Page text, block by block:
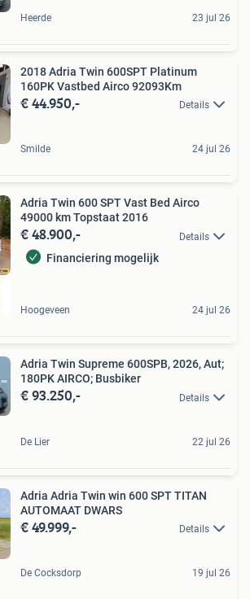
Heerde 23 jul 26
2018 Adria Twin 600SPT Platinum
160PK Vastbed Airco 92093Km
€ 44.950,- Details
Smilde 24 jul 26
Adria Twin 600 SPT Vast Bed Airco
49000 km Topstaat 2016
€ 48.900,- Details
Financiering mogelijk
Hoogeveen 24 jul 26
Adria Twin Supreme 600SPB, 2026, Aut;
180PK AIRCO; Busbiker
€ 93.250,- Details
De Lier 22 jul 26
Adria Adria Twin win 600 SPT TITAN
AUTOMAAT DWARS
€ 49.999,- Details
De Cocksdorp 19 jul 26